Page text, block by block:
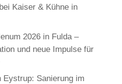
Kaiser & Kühne in
2026 in Fulda –
und neue Impulse für
Sanierung im